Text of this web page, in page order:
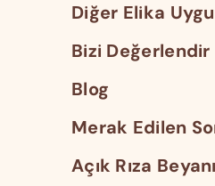
Diğer Elika
Bizi Değerlendir
Blog
Merak Edilen
Açık Rıza Beyanı